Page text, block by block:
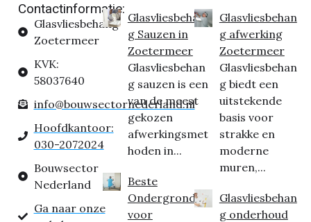
Contactinformatie:
Glasvliesbehang
Zoetermeer
KVK:
58037640
info@bouwsectornederland.nl
Hoofdkantoor:
030-2072024
Bouwsector
Nederland
Ga naar onze
Glasvliesbehan
g Sauzen in
Zoetermeer
Glasvliesbehan
g sauzen is een
van de meest
gekozen
afwerkingsmet
hoden in...
Beste
Ondergrond
voor
Glasvliesbehan
g afwerking
Zoetermeer
Glasvliesbehan
g biedt een
uitstekende
basis voor
strakke en
moderne
muren,...
Glasvliesbehan
g onderhoud